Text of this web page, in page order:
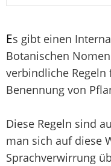
Es gibt einen
Botanischen
verbindliche
Benennung von
Diese Regeln sind
man sich auf diese
Sprachverwirrung